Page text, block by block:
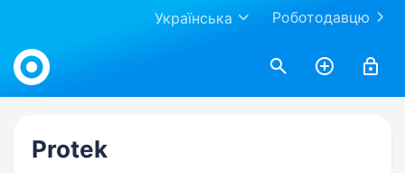
Роботодавцю
Українська
Work.ua
Protek